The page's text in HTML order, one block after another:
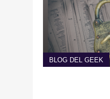
BLOG DEL GEEK